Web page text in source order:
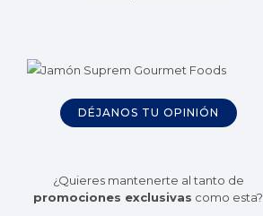
DÉJANOS TU OPINIÓN
¿Quieres mantenerte al tanto de
promociones exclusivas como esta?